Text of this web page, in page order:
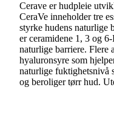
Cerave er hudpleie
CeraVe inneholder tre
styrke hudens naturlige
er ceramidene 1, 3 og
naturlige barriere. Flere
hyaluronsyre som
naturlige fuktighetsnivå
og beroliger tørr hud.